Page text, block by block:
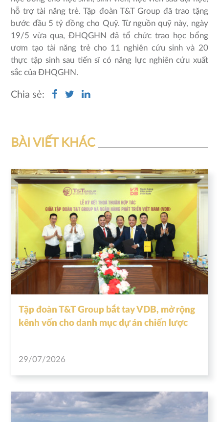
hỗ trợ tài năng trẻ. Tập đoàn T&T Group đã trao tặng
bước đầu 5 tỷ đồng cho Quỹ. Từ nguồn quỹ này, ngày
19/5 vừa qua, ĐHQGHN đã tổ chức trao học bổng
ươm tạo tài năng trẻ cho 11 nghiên cứu sinh và 20
thực tập sinh sau tiến sĩ có năng lực nghiên cứu xuất
sắc của ĐHQGHN.
Chia sẻ:
BÀI VIẾT KHÁC
Tập đoàn T&T Group bắt tay VDB, mở rộng
kênh vốn cho danh mục dự án chiến lược
29/07/2026